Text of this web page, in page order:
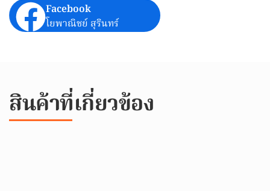
Facebook
โยพาณิชย์ สุรินทร์
สินค้าที่เกี่ยวข้อง